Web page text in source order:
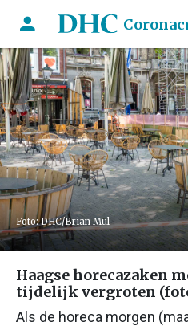
Foto: DHC/Brian Mul
Haagse horecazaken
tijdelijk vergroten
Als de horeca morgen